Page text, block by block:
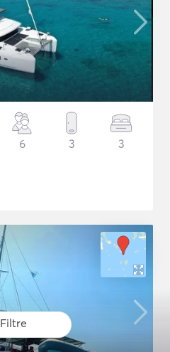
Filtre
6 3 3